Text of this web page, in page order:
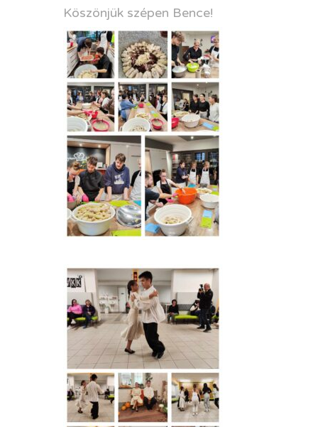
Köszönjük szépen Bence!